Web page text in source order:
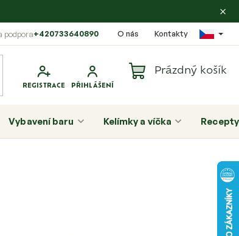
×
+420733640890 O nás Kontakty
Nákupní
Prázdný košík
Vybavení baru Kelímky a víčka Recepty